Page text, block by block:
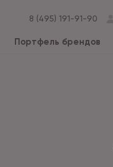
8 (495) 191-91-90
Портфель брендов